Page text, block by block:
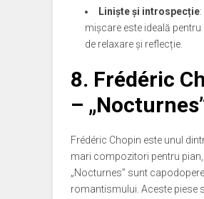
Liniște și introspecție
mișcare este ideală
de relaxare și reflecție.
8. Frédéric
–
Frédéric Chopin este unul
mari compozitori pentru
„Nocturnes” sunt
romantismului. Aceste piese